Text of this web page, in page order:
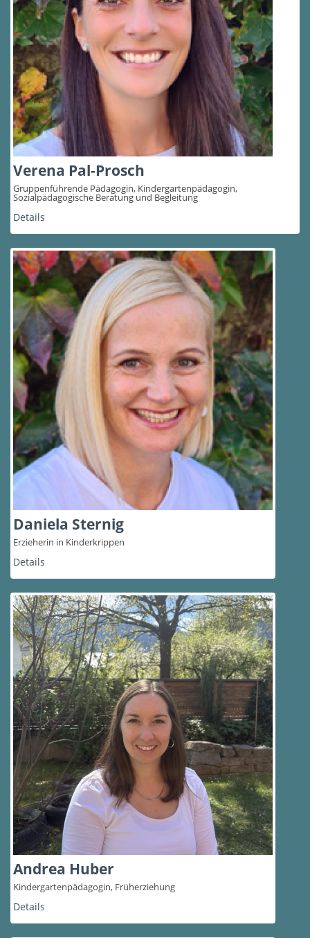
Verena Pal-Prosch
Gruppenführende Pädagogin, Kindergartenpädagogin,
Sozialpädagogische Beratung und Begleitung
Details
Daniela Sternig
Erzieherin in Kinderkrippen
Details
Andrea Huber
Kindergartenpädagogin, Früherziehung
Details